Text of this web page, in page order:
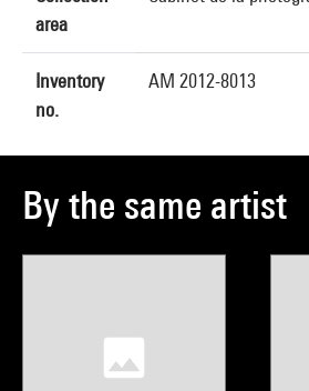
area
Inventory
no.
AM 2012-8013
By the same artist